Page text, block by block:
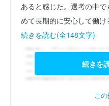
あると感じた。選考の中
めて長期的に安心して働
続きを読む(全148文字)
続きを
こ